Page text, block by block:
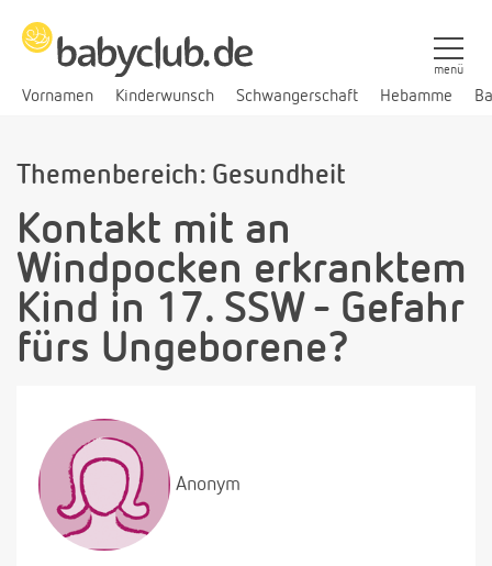
Vornamen Kinderwunsch Schwangerschaft Hebamme
menü
Themenbereich: Gesundheit
Kontakt mit an
Windpocken erkranktem
Kind in 17. SSW - Gefahr
fürs Ungeborene?
Anonym